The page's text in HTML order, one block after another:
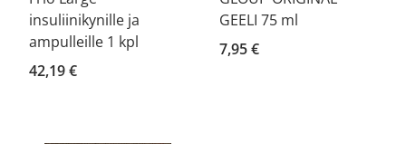
insuliinikynille ja
ampulleille 1 kpl
42,19 €
GEELI 75 ml
7,95 €